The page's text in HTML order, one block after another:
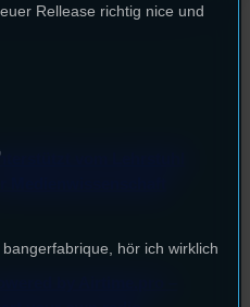
vom Lehrstuhl
Rellease richtig nice und
hör ich wirklich